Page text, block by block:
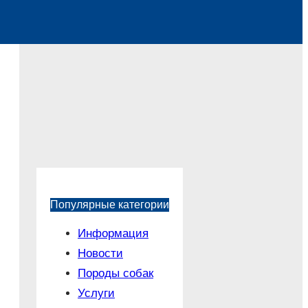
Популярные категории
Информация
Новости
Породы собак
Услуги